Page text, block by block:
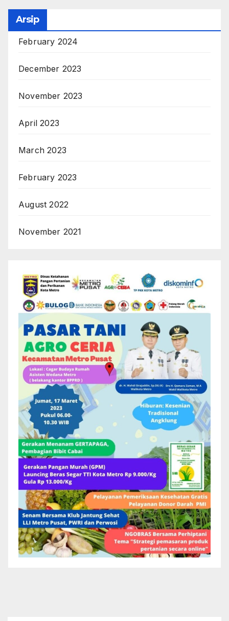
Arsip
February 2024
December 2023
November 2023
April 2023
March 2023
February 2023
August 2022
November 2021